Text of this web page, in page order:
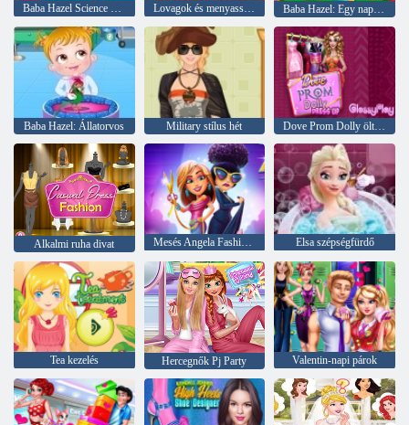
Baba Hazel Science Fair Play Lovagok és menyasszonyok Baba Hazel: Egy nap az óvodában
Baba Hazel: Állatorvos Military stílus hét Dove Prom Dolly öltöztetős
Alkalmi ruha divat Mesés Angela Fashion Fever Elsa szépségfürdő
Tea kezelés Hercegnők Pj Party Valentin-napi párok